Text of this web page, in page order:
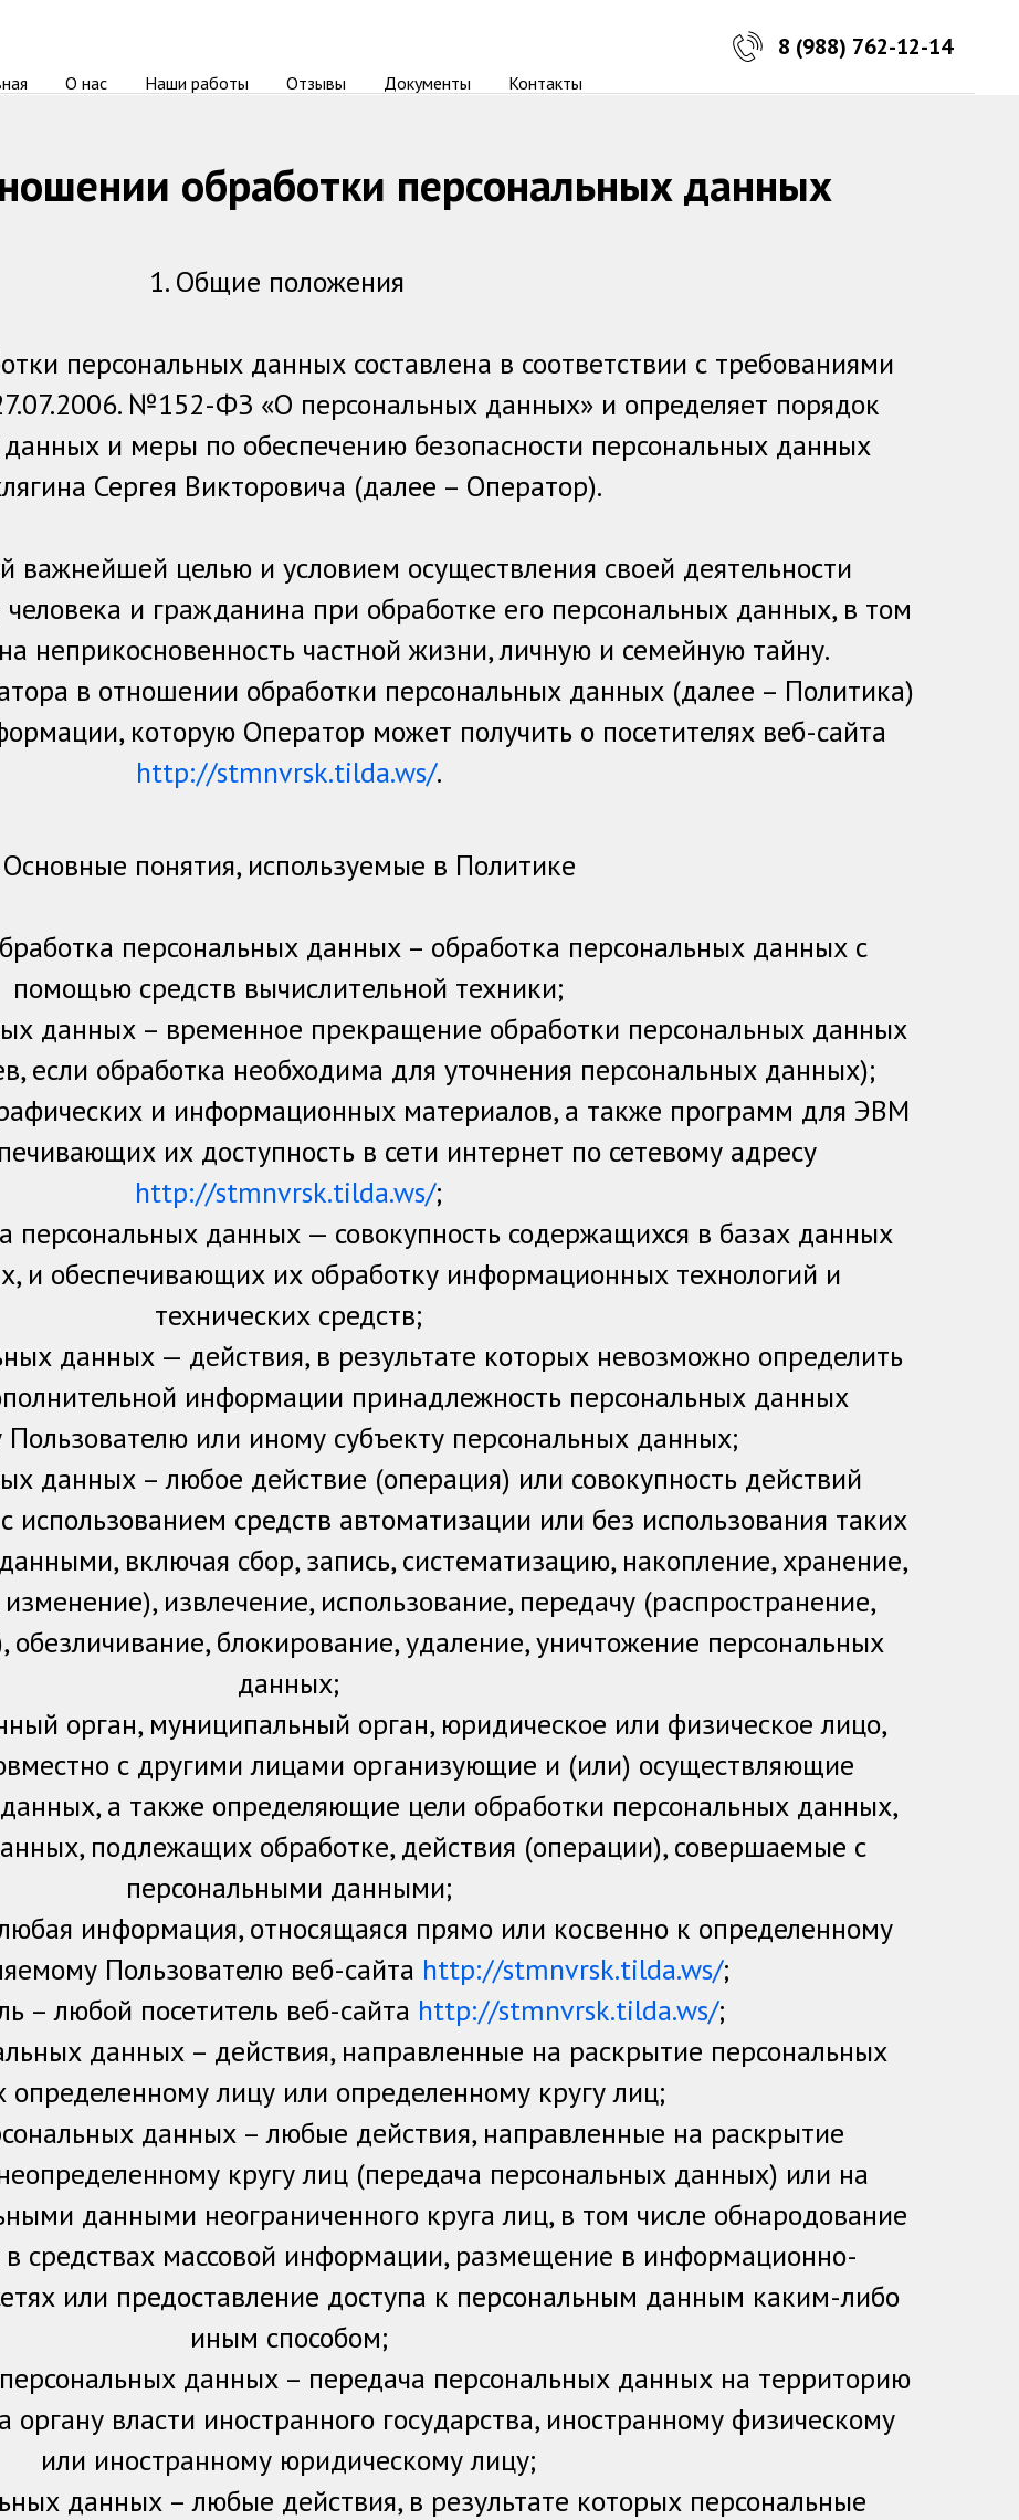
8 (988) 762-12-14
О нас Наши работы Отзывы Документы Контакты
обработки персональных данных
1. Общие положения
персональных данных составлена в соответствии с требованиями
№152-ФЗ «О персональных данных» и определяет порядок
и меры по обеспечению безопасности персональных данных
Сергея Викторовича (далее – Оператор).
важнейшей целью и условием осуществления своей деятельности
и гражданина при обработке его персональных данных, в том
неприкосновенность частной жизни, личную и семейную тайну.
в отношении обработки персональных данных (далее – Политика)
которую Оператор может получить о посетителях веб-сайта
http://stmnvrsk.tilda.ws/.
Основные понятия, используемые в Политике
персональных данных – обработка персональных данных с
помощью средств вычислительной техники;
данных – временное прекращение обработки персональных данных
если обработка необходима для уточнения персональных данных);
и информационных материалов, а также программ для ЭВМ
их доступность в сети интернет по сетевому адресу
http://stmnvrsk.tilda.ws/;
персональных данных — совокупность содержащихся в базах данных
и обеспечивающих их обработку информационных технологий и
технических средств;
данных — действия, в результате которых невозможно определить
информации принадлежность персональных данных
Пользователю или иному субъекту персональных данных;
данных – любое действие (операция) или совокупность действий
средств автоматизации или без использования таких
включая сбор, запись, систематизацию, накопление, хранение,
извлечение, использование, передачу (распространение,
обезличивание, блокирование, удаление, уничтожение персональных
данных;
орган, муниципальный орган, юридическое или физическое лицо,
с другими лицами организующие и (или) осуществляющие
а также определяющие цели обработки персональных данных,
подлежащих обработке, действия (операции), совершаемые с
персональными данными;
информация, относящаяся прямо или косвенно к определенному
Пользователю веб-сайта http://stmnvrsk.tilda.ws/;
– любой посетитель веб-сайта http://stmnvrsk.tilda.ws/;
данных – действия, направленные на раскрытие персональных
определенному лицу или определенному кругу лиц;
данных – любые действия, направленные на раскрытие
кругу лиц (передача персональных данных) или на
данными неограниченного круга лиц, в том числе обнародование
средствах массовой информации, размещение в информационно-
или предоставление доступа к персональным данным каким-либо
иным способом;
данных – передача персональных данных на территорию
органу власти иностранного государства, иностранному физическому
или иностранному юридическому лицу;
данных – любые действия, в результате которых персональные